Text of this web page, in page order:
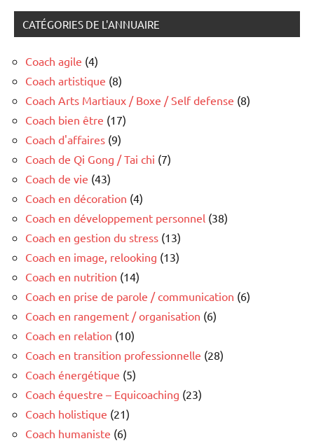
CATÉGORIES DE L'ANNUAIRE
Coach agile (4)
Coach artistique (8)
Coach Arts Martiaux / Boxe / Self defense (8)
Coach bien être (17)
Coach d'affaires (9)
Coach de Qi Gong / Tai chi (7)
Coach de vie (43)
Coach en décoration (4)
Coach en développement personnel (38)
Coach en gestion du stress (13)
Coach en image, relooking (13)
Coach en nutrition (14)
Coach en prise de parole / communication (6)
Coach en rangement / organisation (6)
Coach en relation (10)
Coach en transition professionnelle (28)
Coach énergétique (5)
Coach équestre – Equicoaching (23)
Coach holistique (21)
Coach humaniste (6)